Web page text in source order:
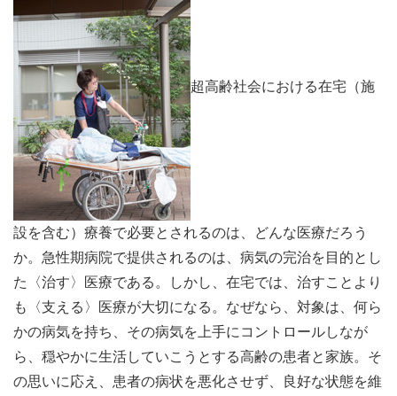
超高齢社会における在宅（施
設を含む）療養で必要とされるのは、どんな医療だろう
か。急性期病院で提供されるのは、病気の完治を目的とし
た〈治す〉医療である。しかし、在宅では、治すことより
も〈支える〉医療が大切になる。なぜなら、対象は、何ら
かの病気を持ち、その病気を上手にコントロールしなが
ら、穏やかに生活していこうとする高齢の患者と家族。そ
の思いに応え、患者の病状を悪化させず、良好な状態を維